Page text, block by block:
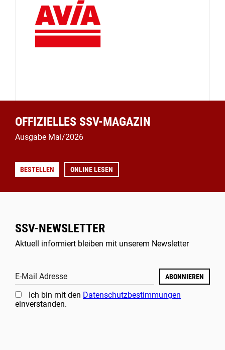
OFFIZIELLES SSV-MAGAZIN
Ausgabe Mai/2026
BESTELLEN ONLINE LESEN
SSV-NEWSLETTER
Aktuell informiert bleiben mit unserem Newsletter
E-Mail Adresse ABONNIEREN
Ich bin mit den Datenschutzbestimmungen
einverstanden.